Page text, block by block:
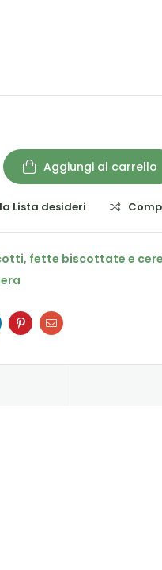
Aggiungi al carrello
Lista desideri
fette biscottate e
PinterestEmail